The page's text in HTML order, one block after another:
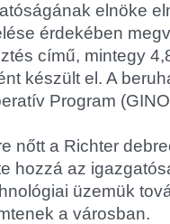
elnöke
érdekében
című, mintegy
készült el. A
Program
nőtt a Richter
hozzá az
üzemük
a városban.